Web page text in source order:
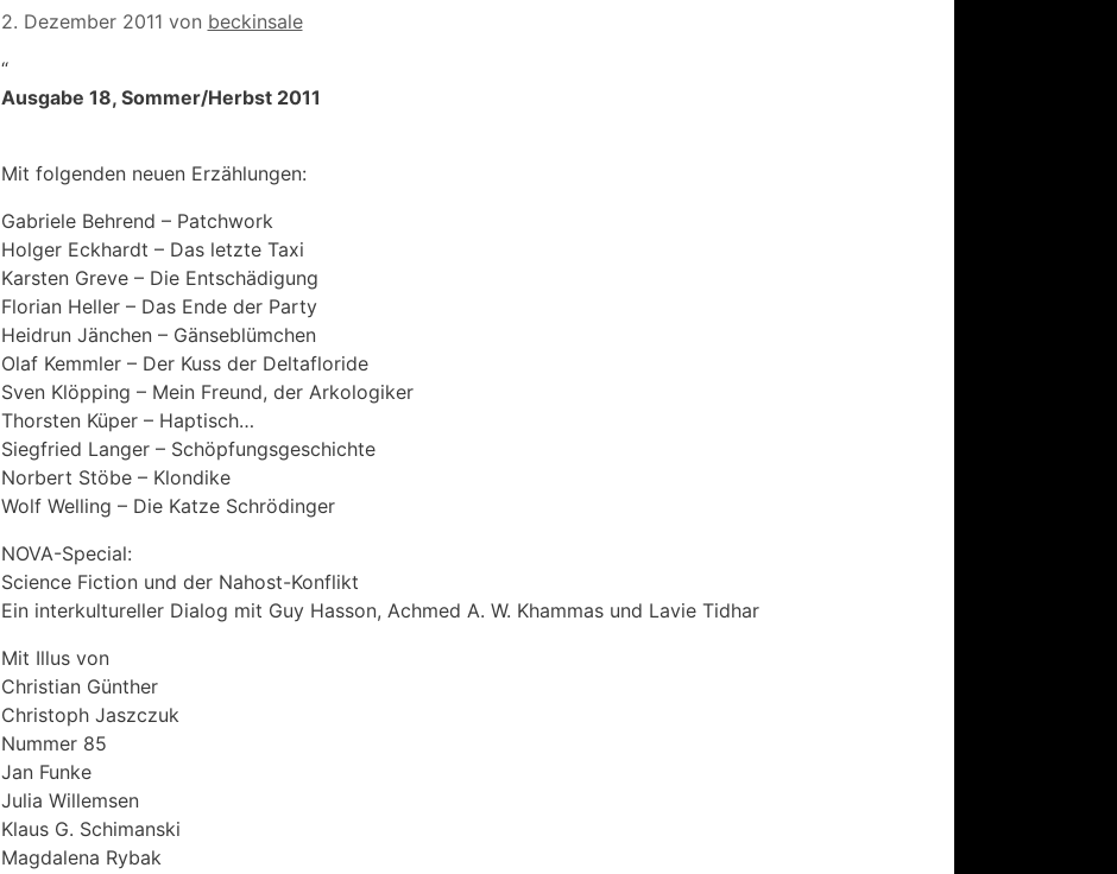
2. Dezember 2011 von beckinsale
“
Ausgabe 18, Sommer/Herbst 2011
Mit folgenden neuen Erzählungen:
Gabriele Behrend – Patchwork
Holger Eckhardt – Das letzte Taxi
Karsten Greve – Die Entschädigung
Florian Heller – Das Ende der Party
Heidrun Jänchen – Gänseblümchen
Olaf Kemmler – Der Kuss der Deltafloride
Sven Klöpping – Mein Freund, der Arkologiker
Thorsten Küper – Haptisch…
Siegfried Langer – Schöpfungsgeschichte
Norbert Stöbe – Klondike
Wolf Welling – Die Katze Schrödinger
NOVA-Special:
Science Fiction und der Nahost-Konflikt
Ein interkultureller Dialog mit Guy Hasson, Achmed A. W. Khammas und Lavie Tidhar
Mit Illus von
Christian Günther
Christoph Jaszczuk
Nummer 85
Jan Funke
Julia Willemsen
Klaus G. Schimanski
Magdalena Rybak